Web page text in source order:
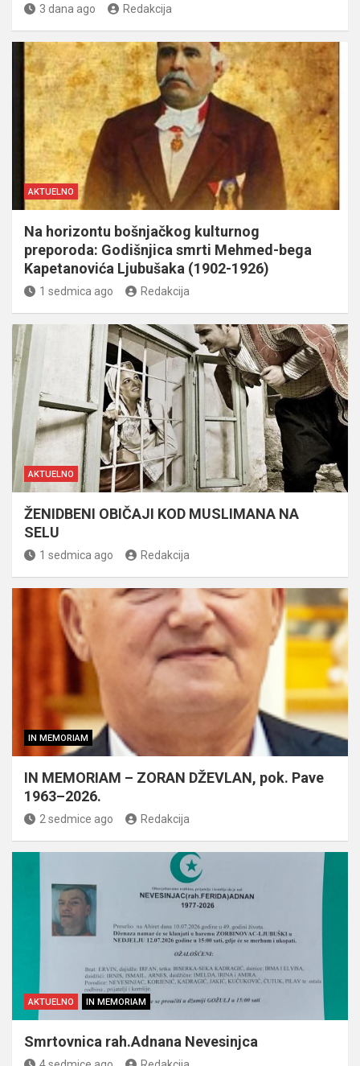
3 dana ago Redakcija
AKTUELNO
Na horizontu bošnjačkog kulturnog
preporoda: Godišnjica smrti Mehmed-bega
Kapetanovića Ljubušaka (1902-1926)
1 sedmica ago Redakcija
AKTUELNO
ŽENIDBENI OBIČAJI KOD MUSLIMANA NA
SELU
1 sedmica ago Redakcija
IN MEMORIAM
IN MEMORIAM – ZORAN DŽEVLAN, pok. Pave
1963–2026.
2 sedmice ago Redakcija
AKTUELNO IN MEMORIAM
Smrtovnica rah.Adnana Nevesinjca